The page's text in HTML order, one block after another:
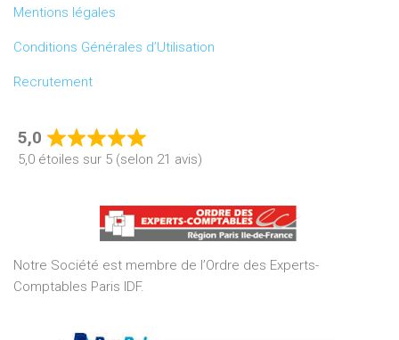
Mentions légales
Conditions Générales d’Utilisation
Recrutement
5,0
Rated
5,0
of
5
5,0 étoiles sur 5 (selon 21 avis)
Notre Société est membre de l’Ordre des Experts-
Comptables Paris IDF.